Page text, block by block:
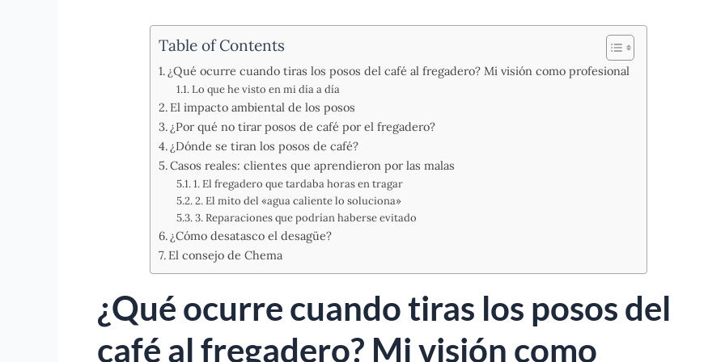
Table of Contents
¿Qué ocurre cuando tiras los posos del café al fregadero? Mi visión como profesional
Lo que he visto en mi día a día
El impacto ambiental de los posos
¿Por qué no tirar posos de café por el fregadero?
¿Dónde se tiran los posos de café?
Casos reales: clientes que aprendieron por las malas
1. El fregadero que tardaba horas en tragar
2. El mito del «agua caliente lo soluciona»
3. Reparaciones que podrían haberse evitado
¿Cómo desatasco el desagüe?
El consejo de Chema
¿Qué ocurre cuando tiras los posos del
café al fregadero? Mi visión como